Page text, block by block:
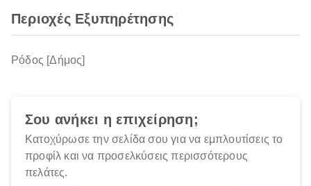
Περιοχές Εξυπηρέτησης
Ρόδος [Δήμος]
Σου ανήκει η επιχείρηση;
Κατοχύρωσε την σελίδα σου για να εμπλουτίσεις το
προφίλ και να προσελκύσεις περισσότερους
πελάτες.